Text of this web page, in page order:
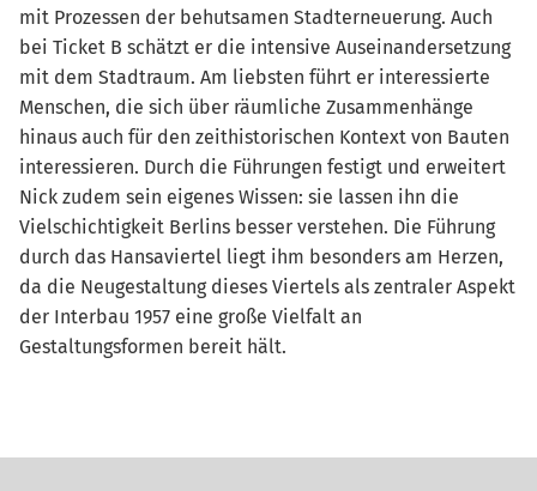
mit Prozessen der behutsamen Stadterneuerung. Auch
bei Ticket B schätzt er die intensive Auseinandersetzung
mit dem Stadtraum. Am liebsten führt er interessierte
Menschen, die sich über räumliche Zusammenhänge
hinaus auch für den zeithistorischen Kontext von Bauten
interessieren. Durch die Führungen festigt und erweitert
Nick zudem sein eigenes Wissen: sie lassen ihn die
Vielschichtigkeit Berlins besser verstehen. Die Führung
durch das Hansaviertel liegt ihm besonders am Herzen,
da die Neugestaltung dieses Viertels als zentraler Aspekt
der Interbau 1957 eine große Vielfalt an
Gestaltungsformen bereit hält.